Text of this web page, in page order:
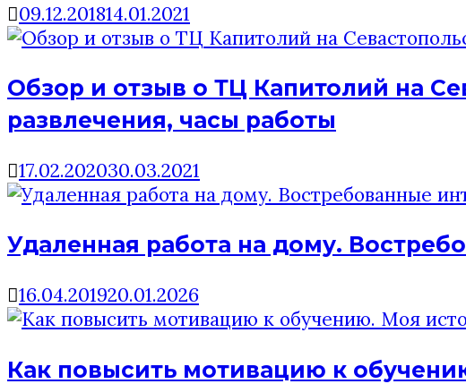
09.12.201814.01.2021
Обзор и отзыв о ТЦ Капитолий на
развлечения, часы работы
17.02.202030.03.2021
Удаленная работа на дому.
16.04.201920.01.2026
Как повысить мотивацию к